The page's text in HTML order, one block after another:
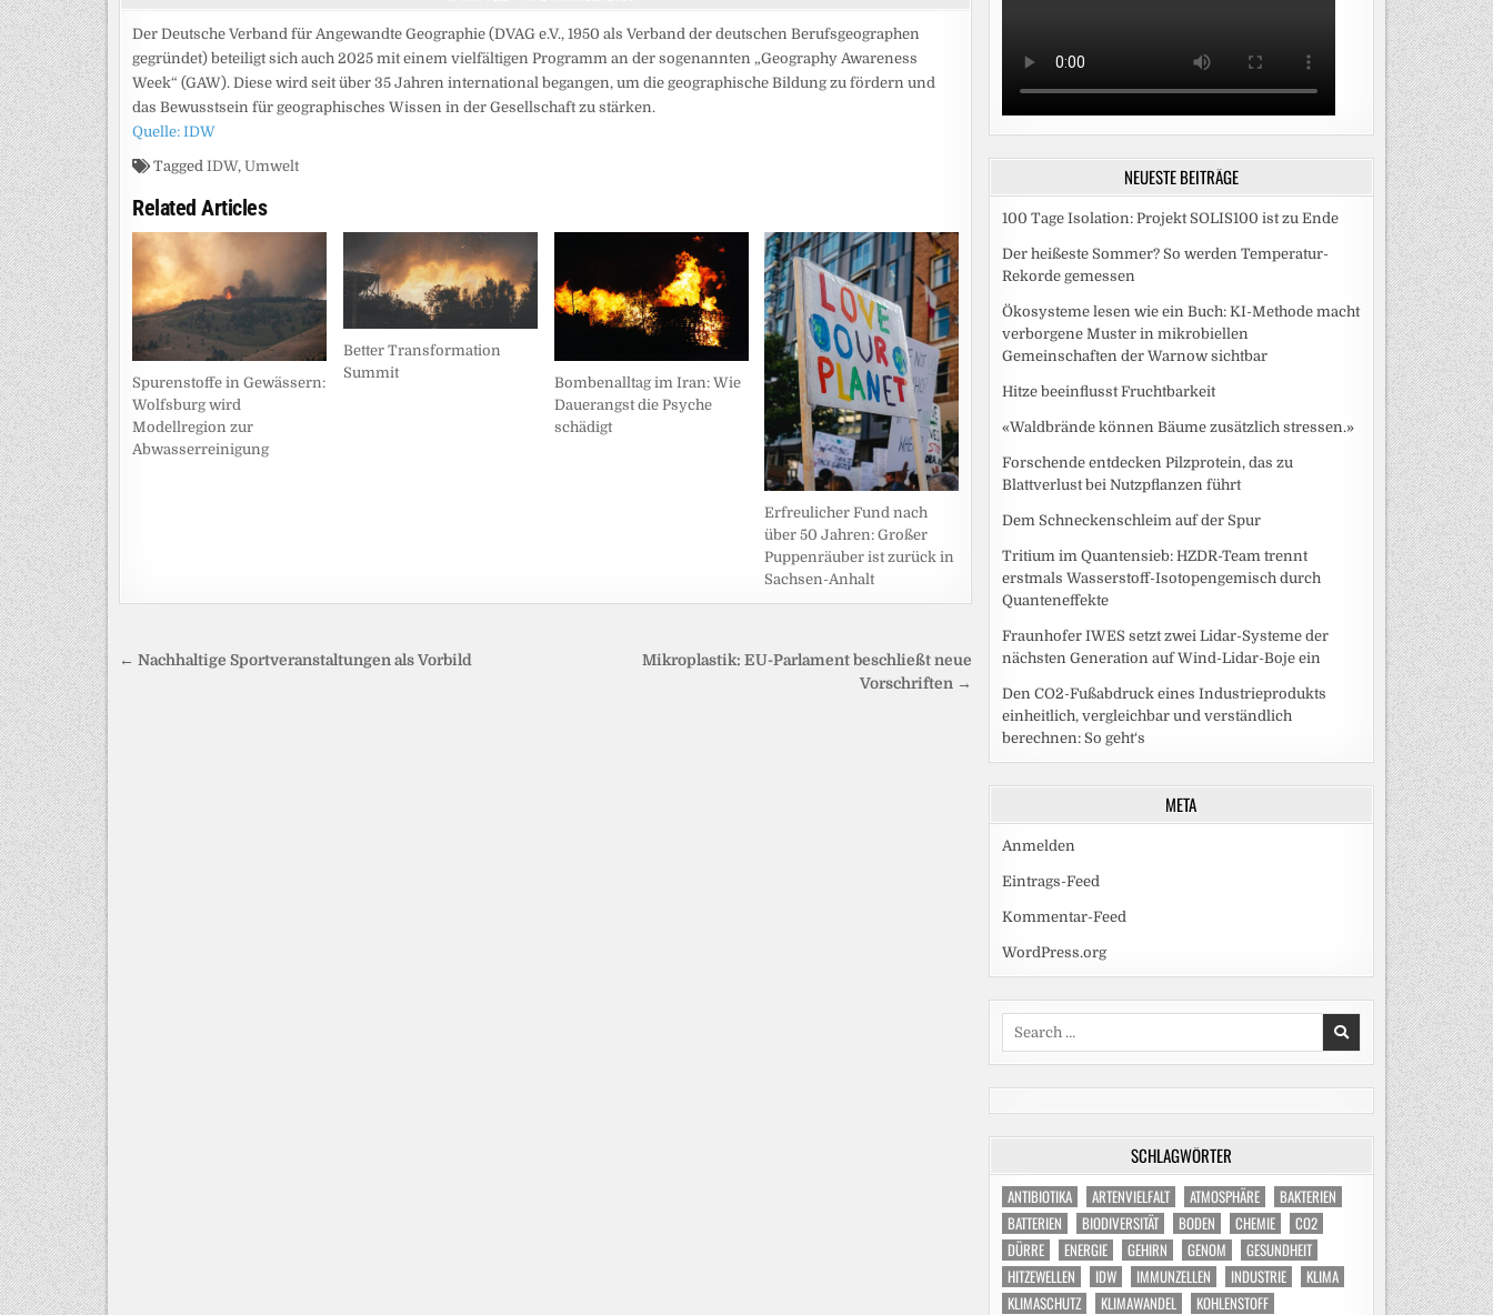
Der Deutsche Verband für Angewandte Geographie (DVAG e.V., 1950 als Verband der deutschen Berufsgeographen
gegründet) beteiligt sich auch 2025 mit einem vielfältigen Programm an der sogenannten „Geography Awareness
Week“ (GAW). Diese wird seit über 35 Jahren international begangen, um die geographische Bildung zu fördern und
das Bewusstsein für geographisches Wissen in der Gesellschaft zu stärken.
Quelle: IDW
Tagged IDW, Umwelt
Related Articles
Spurenstoffe in Gewässern:
Wolfsburg wird
Modellregion zur
Abwasserreinigung
Better Transformation
Summit
Bombenalltag im Iran: Wie
Dauerangst die Psyche
schädigt
Erfreulicher Fund nach
über 50 Jahren: Großer
Puppenräuber ist zurück in
Sachsen-Anhalt
Beitragsnavigation
Mikroplastik: EU-Parlament beschließt neue
Vorschriften →
← Nachhaltige Sportveranstaltungen als Vorbild
NEUESTE BEITRÄGE
100 Tage Isolation: Projekt SOLIS100 ist zu Ende
Der heißeste Sommer? So werden Temperatur-
Rekorde gemessen
Ökosysteme lesen wie ein Buch: KI-Methode macht
verborgene Muster in mikrobiellen
Gemeinschaften der Warnow sichtbar
Hitze beeinflusst Fruchtbarkeit
«Waldbrände können Bäume zusätzlich stressen.»
Forschende entdecken Pilzprotein, das zu
Blattverlust bei Nutzpflanzen führt
Dem Schneckenschleim auf der Spur
Tritium im Quantensieb: HZDR-Team trennt
erstmals Wasserstoff-Isotopengemisch durch
Quanteneffekte
Fraunhofer IWES setzt zwei Lidar-Systeme der
nächsten Generation auf Wind-Lidar-Boje ein
Den CO2-Fußabdruck eines Industrieprodukts
einheitlich, vergleichbar und verständlich
berechnen: So geht‘s
META
Anmelden
Eintrags-Feed
Kommentar-Feed
WordPress.org
SCHLAGWÖRTER
ANTIBIOTIKA ARTENVIELFALT ATMOSPHÄRE
BAKTERIEN
BATTERIEN
BIODIVERSITÄT BODEN CHEMIE
CO2
DÜRRE
ENERGIE GEHIRN GENOM
GESUNDHEIT
HITZEWELLEN
IDW IMMUNZELLEN INDUSTRIE
KLIMA
KLIMASCHUTZ
KLIMAWANDEL
KOHLENSTOFF